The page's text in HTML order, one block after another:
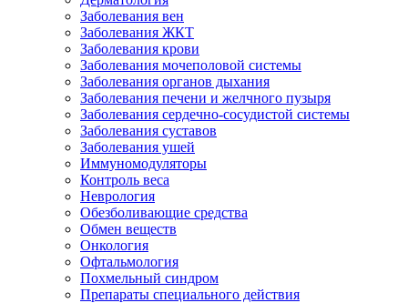
Заболевания вен
Заболевания ЖКТ
Заболевания крови
Заболевания мочеполовой системы
Заболевания органов дыхания
Заболевания печени и желчного пузыря
Заболевания сердечно-сосудистой системы
Заболевания суставов
Заболевания ушей
Иммуномодуляторы
Контроль веса
Неврология
Обезболивающие средства
Обмен веществ
Онкология
Офтальмология
Похмельный синдром
Препараты специального действия